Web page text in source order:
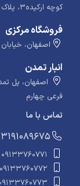
کوچه ارکیده۳، پلاک ۵۸
فروشگاه مرکزی
اصفهان، خیابان
انبار تمدن
اصفهان، پل
فرعی چهارم
تماس با ما
(40 خط)
09133760771
09133760772